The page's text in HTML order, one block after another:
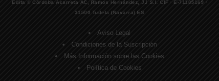
Edita © Córdoba Acarreta AC, Ramos Hernández, JJ S.I. CIF · E-71185169 ·
31500 Tudela (Navarra) ES
Aviso Legal
Condiciones de la Suscripción
Más Información sobre las Cookies
Política de Cookies